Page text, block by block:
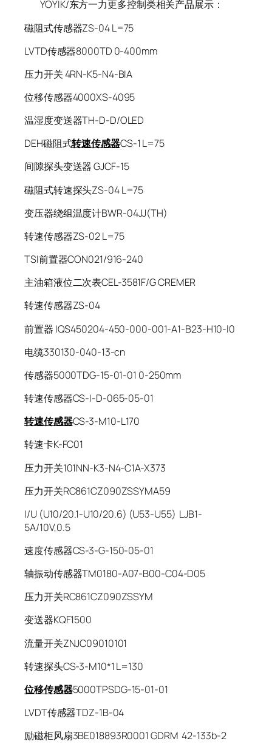
YOYIK/东方一力更多控制类相关产品展示：
磁阻式传感器ZS-04 L=75
LVTD传感器8000TD 0-400mm
压力开关 4RN-K5-N4-BIA
位移传感器4000XS-4095
温湿度变送器TH-D-D/OLED
DEH磁阻式转速传感器CS-1 L=75
间隙探头变送器 GJCF-15
磁阻式转速探头ZS-04 L=75
变压器绕组温度计BWR-04JJ(TH)
转速传感器ZS-02 L=75
TSI前置器CON021/916-240
主油箱液位二次表CEL-3581F/G CREMER
转速传感器ZS-04
前置器 IQS450204-450-000-001-A1-B23-H10-l0
电缆330130-040-13-cn
传感器5000TDG-15-01-01 0-250mm
转速传感器CS-I-D-065-05-01
转速传感器CS-3-M10-L170
转速卡K-FC01
压力开关101NN-K3-N4-C1A-X373
压力开关RC861CZ090ZSSYMA59
I/U (U10/20.1-U10/20.6) (U53-U55) LJB1-
5A/10V,0.5
速度传感器CS-3-G-150-05-01
轴振动传感器TM0180-A07-B00-C04-D05
压力开关RC861CZ090ZSSYM
变送器KQF1500
流量开关ZNJC09010101
转速探头CS-3-M10*1 L=130
位移传感器5000TPSDG-15-01-01
LVDT传感器TDZ-1B-04
励磁柜风扇3BE018893R0001 GDRM 42-133b-2